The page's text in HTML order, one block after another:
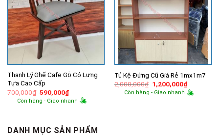
Thanh Lý Ghế Cafe Gỗ Có Lưng
Tựa Cao Cấp
700,000₫ Giá
gốc
là:
590,000₫Giá
hiện
tại
Còn hàng - Giao nhanh
Tủ Kệ Đứng Cũ Giá Rẻ 1mx1m7
2,000,000₫ Giá
gốc
là:
1,200,000₫Giá
hiện
tại
Còn hàng - Giao nhanh
DANH MỤC SẢN PHẨM